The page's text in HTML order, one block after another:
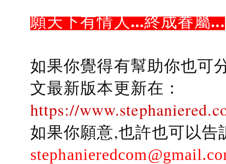
願天下有情人...終成眷屬...
如果你覺得有幫助你也可
文最新版本更新在：
https://
如果你願意,也許也可以